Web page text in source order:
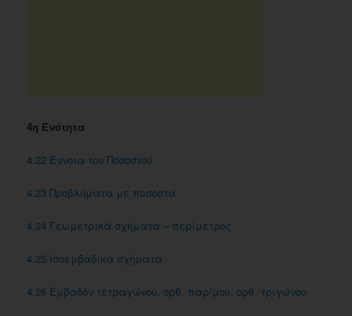
4η Ενότητα
4.22 Έννοια του Ποσοστού
4.23 Προβλήματα με ποσοστά
4.24 Γεωμετρικά σχήματα – περίμετρος
4.25 Iσοεμβαδικά σχήματα
4.26 Εμβαδόν τετραγώνου, ορθ. παρ/μου, ορθ. τριγώνου